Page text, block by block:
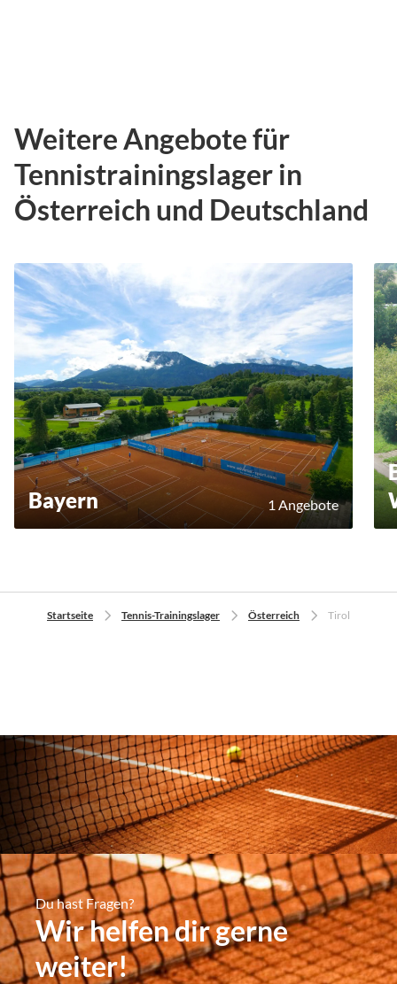
Weitere Angebote für
Tennistrainingslager in
Österreich und Deutschland
Bayern 1 Angebote
Startseite Tennis-Trainingslager Österreich Tirol
Du hast Fragen?
Wir helfen dir gerne
weiter!